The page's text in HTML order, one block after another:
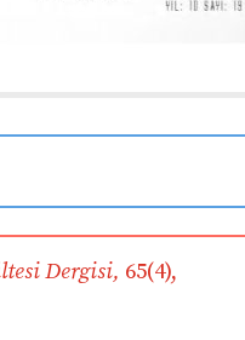
Dergisi, 65(4),